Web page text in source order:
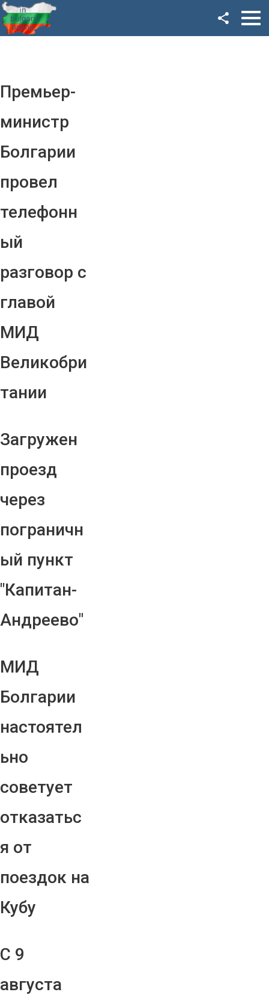
Премьер-
министр
Болгарии
провел
телефонн
ый
разговор с
главой
МИД
Великобри
тании
Загружен
проезд
через
пограничн
ый пункт
"Капитан-
Андреево"
МИД
Болгарии
настоятел
ьно
советует
отказатьс
я от
поездок на
Кубу
С 9
августа